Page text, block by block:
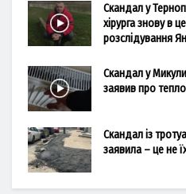
Скандал у
хірурга знову в
розслідування
Скандал у
заявив про
Скандал із
заявила – це не